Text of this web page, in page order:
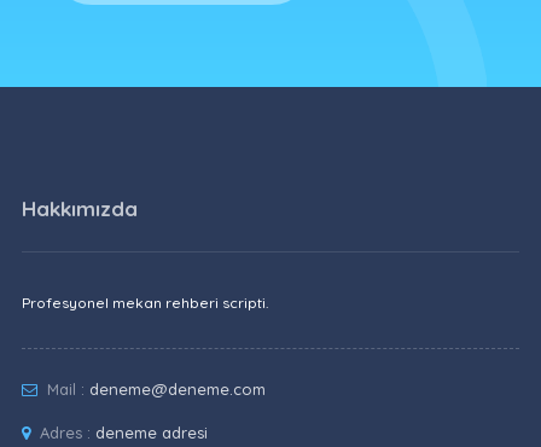
Hakkımızda
Profesyonel mekan rehberi scripti.
Mail : deneme@deneme.com
Adres : deneme adresi